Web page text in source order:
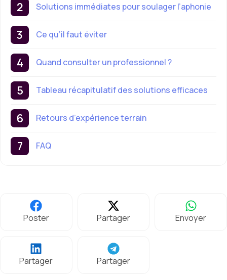
Solutions immédiates pour soulager l’aphonie
Ce qu’il faut éviter
Quand consulter un professionnel ?
Tableau récapitulatif des solutions efficaces
Retours d’expérience terrain
FAQ
Poster Partager Envoyer
Partager Partager